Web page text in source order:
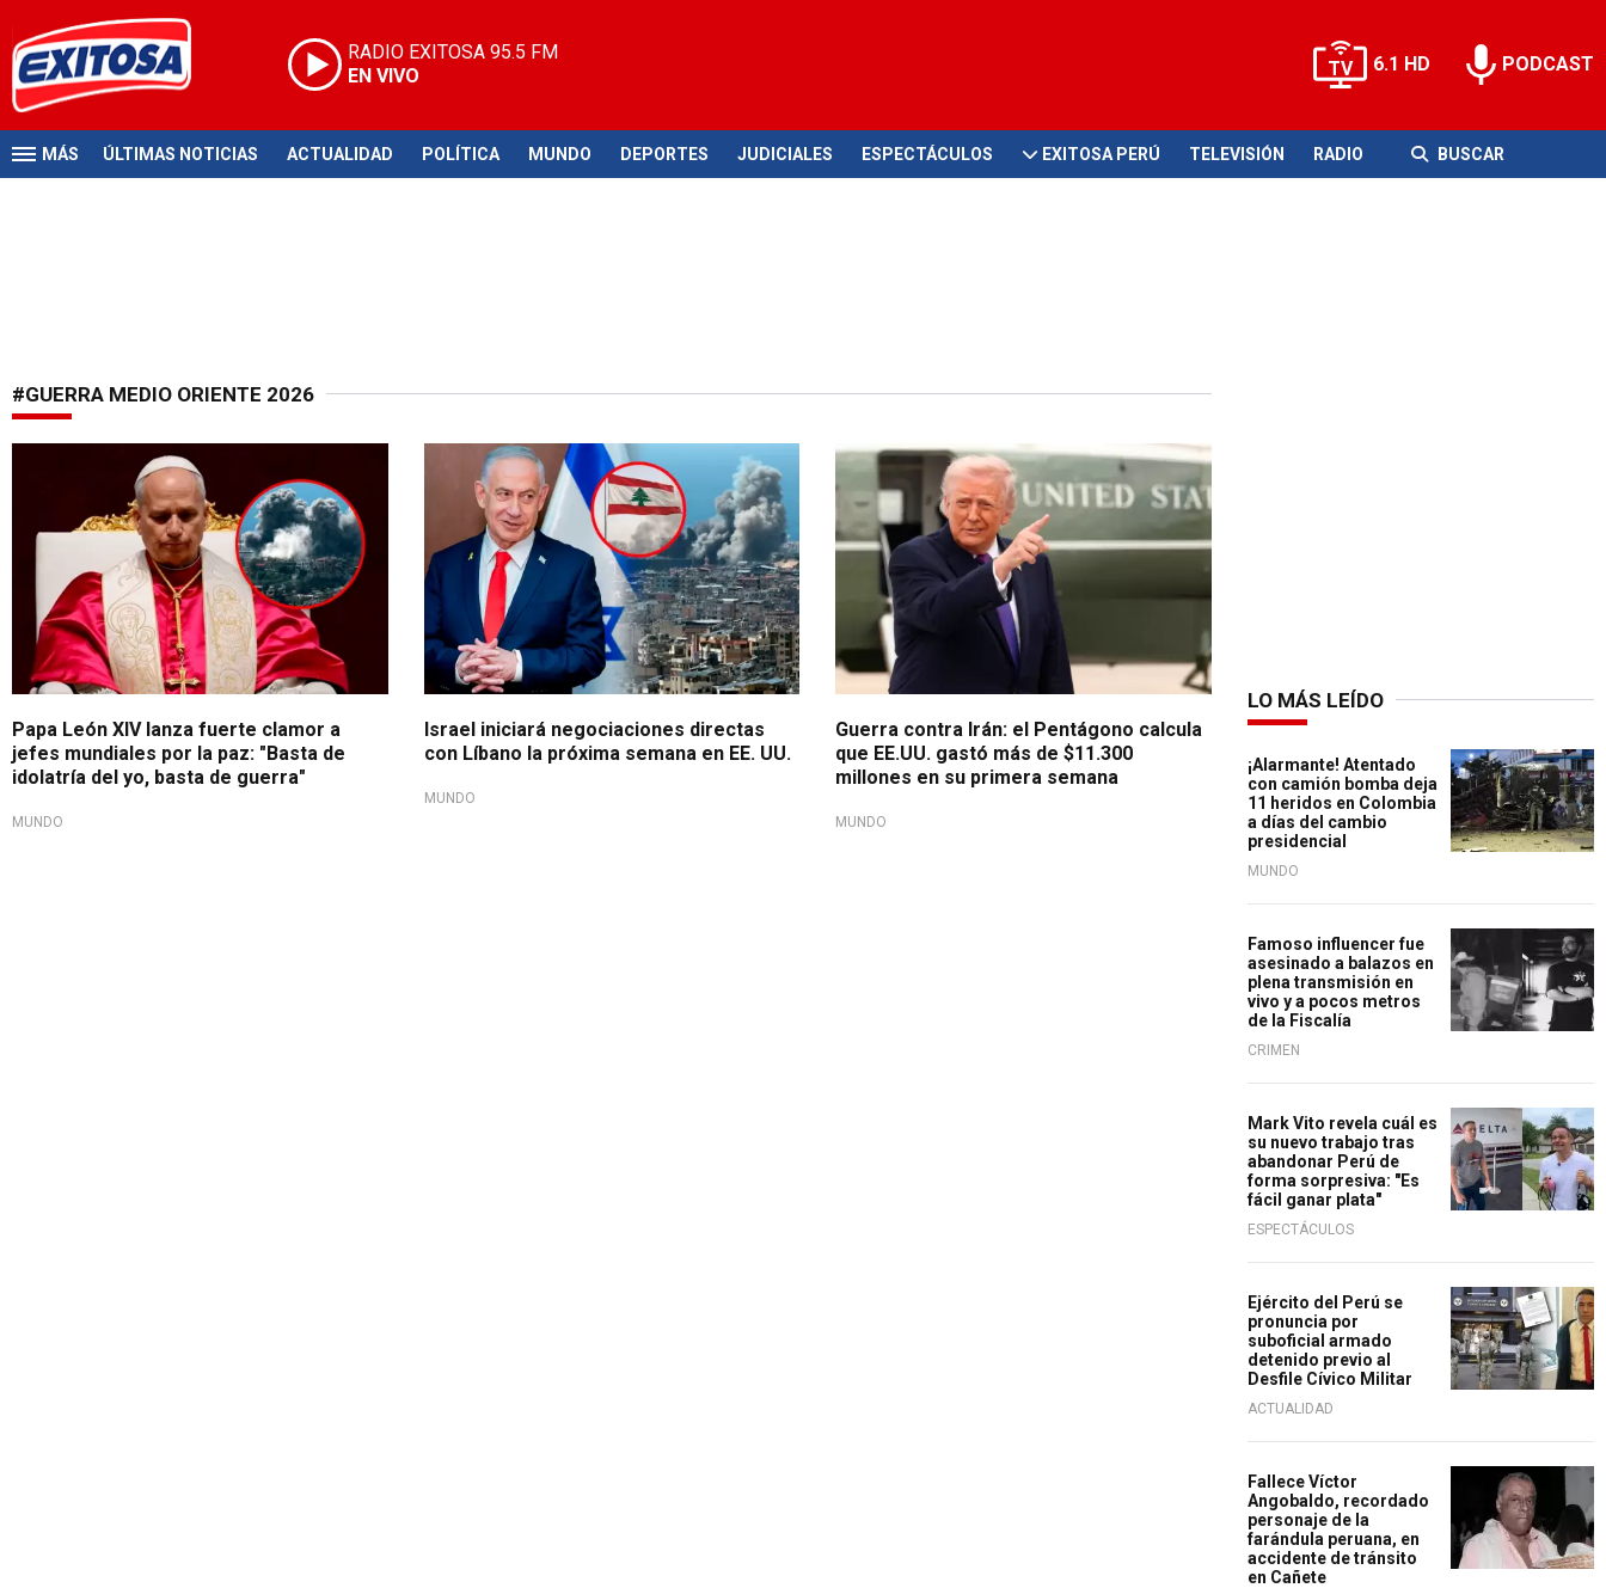
RADIO EXITOSA 95.5 FM
EN VIVO
6.1 HD PODCAST
MÁS ÚLTIMAS NOTICIAS ACTUALIDAD POLÍTICA MUNDO DEPORTES JUDICIALES ESPECTÁCULOS EXITOSA PERÚ TELEVISIÓN RADIO BUSCAR
#GUERRA MEDIO ORIENTE 2026
Pide parar guerra
Papa León XIV lanza fuerte clamor a
jefes mundiales por la paz: "Basta de
idolatría del yo, basta de guerra"
MUNDO
Conficto en Medio Oriente
Israel iniciará negociaciones directas
con Líbano la próxima semana en EE. UU.
MUNDO
Logística de guerra
Guerra contra Irán: el Pentágono calcula
que EE.UU. gastó más de $11.300
millones en su primera semana
MUNDO
LO MÁS LEÍDO
¡Alarmante! Atentado
con camión bomba deja
11 heridos en Colombia
a días del cambio
presidencial
MUNDO
Famoso influencer fue
asesinado a balazos en
plena transmisión en
vivo y a pocos metros
de la Fiscalía
CRIMEN
Mark Vito revela cuál es
su nuevo trabajo tras
abandonar Perú de
forma sorpresiva: "Es
fácil ganar plata"
ESPECTÁCULOS
Ejército del Perú se
pronuncia por
suboficial armado
detenido previo al
Desfile Cívico Militar
ACTUALIDAD
Fallece Víctor
Angobaldo, recordado
personaje de la
farándula peruana, en
accidente de tránsito
en Cañete